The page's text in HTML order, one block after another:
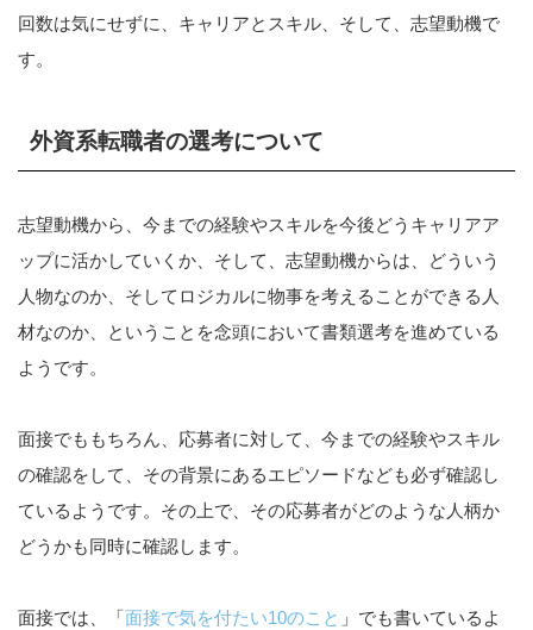
回数は気にせずに、キャリアとスキル、そして、志望動機で
す。
外資系転職者の選考について
志望動機から、今までの経験やスキルを今後どうキャリアア
ップに活かしていくか、そして、志望動機からは、どういう
人物なのか、そしてロジカルに物事を考えることができる人
材なのか、ということを念頭において書類選考を進めている
ようです。
面接でももちろん、応募者に対して、今までの経験やスキル
の確認をして、その背景にあるエピソードなども必ず確認し
ているようです。その上で、その応募者がどのような人柄か
どうかも同時に確認します。
面接では、「面接で気を付たい10のこと 」でも書いているよ